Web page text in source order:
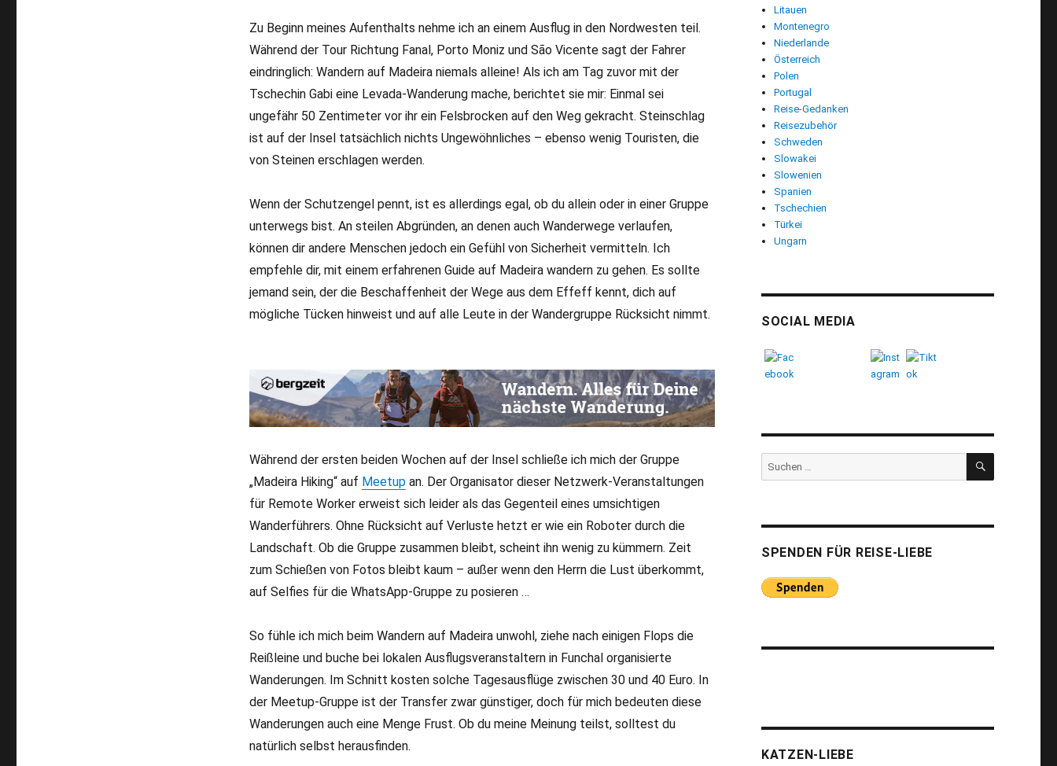
Zu Beginn meines Aufenthalts nehme ich an einem Ausflug in den Nordwesten teil.
Während der Tour Richtung Fanal, Porto Moniz und São Vicente sagt der Fahrer
eindringlich: Wandern auf Madeira niemals alleine! Als ich am Tag zuvor mit der
Tschechin Gabi eine Levada-Wanderung mache, berichtet sie mir: Einmal sei
ungefähr 50 Zentimeter vor ihr ein Felsbrocken auf den Weg gekracht. Steinschlag
ist auf der Insel tatsächlich nichts Ungewöhnliches – ebenso wenig Touristen, die
von Steinen erschlagen werden.
Wenn der Schutzengel pennt, ist es allerdings egal, ob du allein oder in einer Gruppe
unterwegs bist. An steilen Abgründen, an denen auch Wanderwege verlaufen,
können dir andere Menschen jedoch ein Gefühl von Sicherheit vermitteln. Ich
empfehle dir, mit einem erfahrenen Guide auf Madeira wandern zu gehen. Es sollte
jemand sein, der die Beschaffenheit der Wege aus dem Effeff kennt, dich auf
mögliche Tücken hinweist und auf alle Leute in der Wandergruppe Rücksicht nimmt.
Während der ersten beiden Wochen auf der Insel schließe ich mich der Gruppe
„Madeira Hiking“ auf Meetupan. Der Organisator dieser Netzwerk-Veranstaltungen
für Remote Worker erweist sich leider als das Gegenteil eines umsichtigen
Wanderführers. Ohne Rücksicht auf Verluste hetzt er wie ein Roboter durch die
Landschaft. Ob die Gruppe zusammen bleibt, scheint ihn wenig zu kümmern. Zeit
zum Schießen von Fotos bleibt kaum – außer wenn den Herrn die Lust überkommt,
auf Selfies für die WhatsApp-Gruppe zu posieren …
So fühle ich mich beim Wandern auf Madeira unwohl, ziehe nach einigen Flops die
Reißleine und buche bei lokalen Ausflugsveranstaltern in Funchal organisierte
Wanderungen. Im Schnitt kosten solche Tagesausflüge zwischen 30 und 40 Euro. In
der Meetup-Gruppe ist der Transfer zwar günstiger, doch für mich bedeuten diese
Wanderungen auch eine Menge Frust. Ob du meine Meinung teilst, solltest du
natürlich selbst herausfinden.
Litauen
Montenegro
Niederlande
Österreich
Polen
Portugal
Reise-Gedanken
Reisezubehör
Schweden
Slowakei
Slowenien
Spanien
Tschechien
Türkei
Ungarn
SOCIAL MEDIA
Suchen
nach:
SUCHEN
SPENDEN FÜR REISE-LIEBE
KATZEN-LIEBE